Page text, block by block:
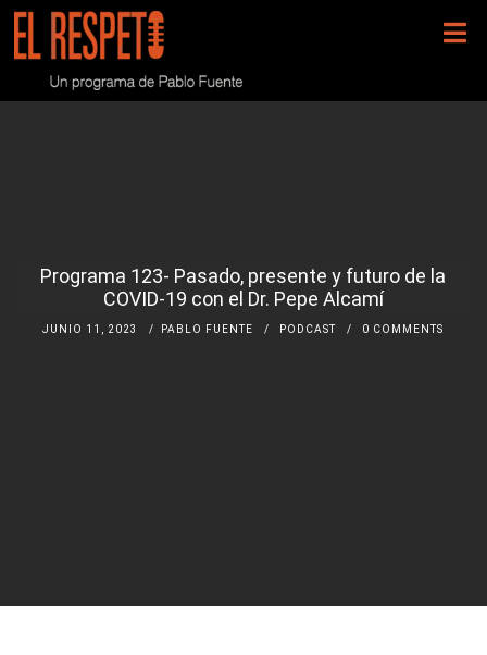
Programa 123- Pasado, presente y futuro de la
COVID-19 con el Dr. Pepe Alcamí
JUNIO 11, 2023 PABLO FUENTE PODCAST 0 COMMENTS